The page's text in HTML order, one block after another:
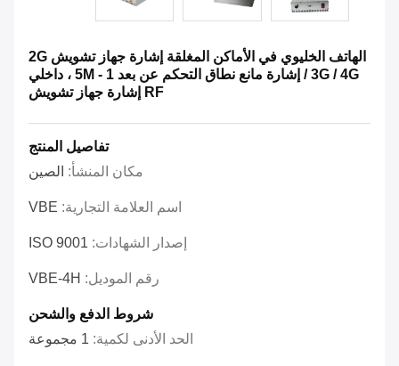
الهاتف الخليوي في الأماكن المغلقة إشارة جهاز تشويش 2G
/ 3G / 4G إشارة مانع نطاق التحكم عن بعد 1 - 5M ، داخلي
RF إشارة جهاز تشويش
تفاصيل المنتج
مكان المنشأ: الصين
اسم العلامة التجارية: VBE
إصدار الشهادات: ISO 9001
رقم الموديل: VBE-4H
شروط الدفع والشحن
الحد الأدنى لكمية: 1 مجموعة